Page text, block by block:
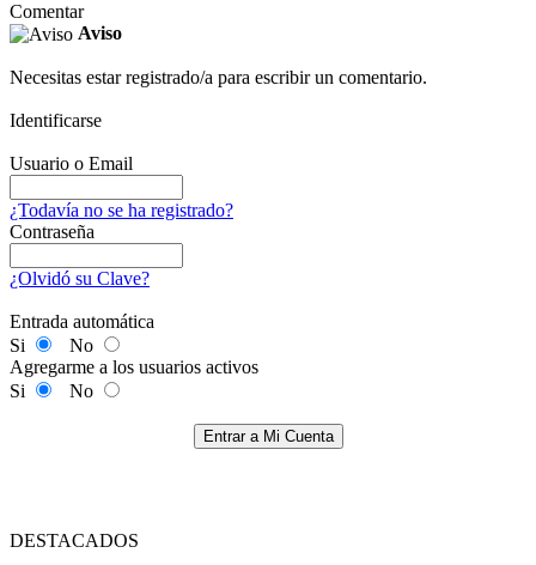
Comentar
Aviso
Necesitas estar registrado/a para escribir un comentario.
Identificarse
Usuario o Email
¿Todavía no se ha registrado?
Contraseña
¿Olvidó su Clave?
Entrada automática
Si
No
Agregarme a los usuarios activos
Si
No
Entrar a Mi Cuenta
DESTACADOS